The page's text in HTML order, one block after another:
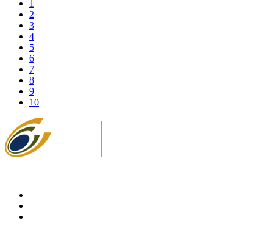
1
2
3
4
5
6
7
8
9
10